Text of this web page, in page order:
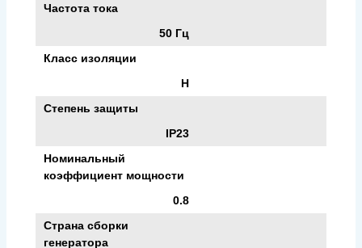
Частота тока
50 Гц
Класс изоляции
H
Степень защиты
IP23
Номинальный
коэффициент мощности
0.8
Страна сборки
генератора